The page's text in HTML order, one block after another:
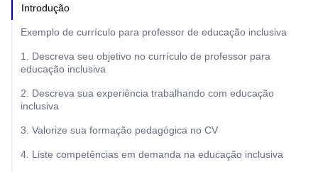
Introdução
Exemplo de currículo para professor de educação inclusiva
1. Descreva seu objetivo no currículo de professor para
educação inclusiva
2. Descreva sua experiência trabalhando com educação
inclusiva
3. Valorize sua formação pedagógica no CV
4. Liste competências em demanda na educação inclusiva